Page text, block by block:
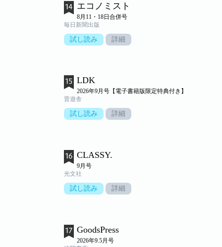
エコノミスト
8月11・18日合併号
毎日新聞出版
試し読み 詳細
LDK
2026年9月号【電子書籍版限定特典付き】
晋遊舎
試し読み 詳細
CLASSY.
9月号
光文社
試し読み 詳細
GoodsPress
2026年9.5月号